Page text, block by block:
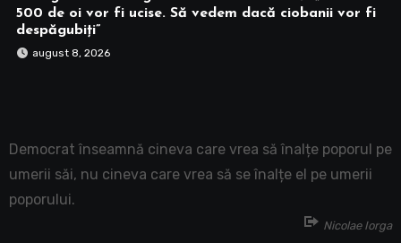
500 de oi vor fi ucise. Să vedem dacă ciobanii vor fi
despăgubiți”
august 8, 2026
Democrat înseamnă cineva care vrea să înalțe poporul pe
umerii săi, nu cineva care vrea să se înalțe el pe umerii
poporului.
Nicolae Iorga